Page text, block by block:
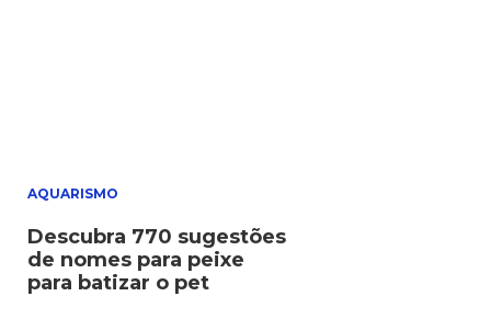
AQUARISMO
Descubra 770 sugestões
de nomes para peixe
para batizar o pet